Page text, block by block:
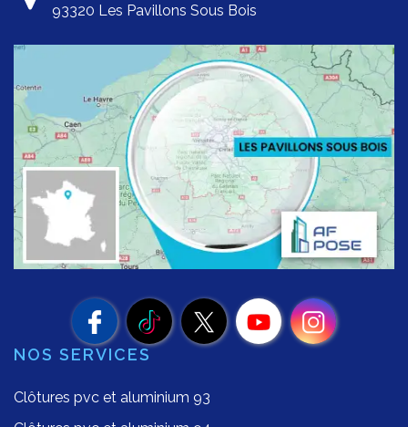
93320 Les Pavillons Sous Bois
NOS SERVICES
Clôtures pvc et aluminium 93